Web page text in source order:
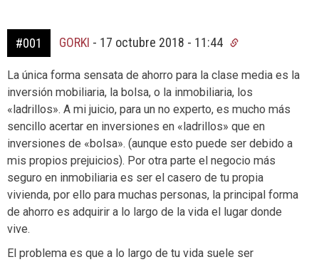
#001 GORKI - 17 octubre 2018 - 11:44
La única forma sensata de ahorro para la clase media es la
inversión mobiliaria, la bolsa, o la inmobiliaria, los
«ladrillos». A mi juicio, para un no experto, es mucho más
sencillo acertar en inversiones en «ladrillos» que en
inversiones de «bolsa». (aunque esto puede ser debido a
mis propios prejuicios). Por otra parte el negocio más
seguro en inmobiliaria es ser el casero de tu propia
vivienda, por ello para muchas personas, la principal forma
de ahorro es adquirir a lo largo de la vida el lugar donde
vive.
El problema es que a lo largo de tu vida suele ser